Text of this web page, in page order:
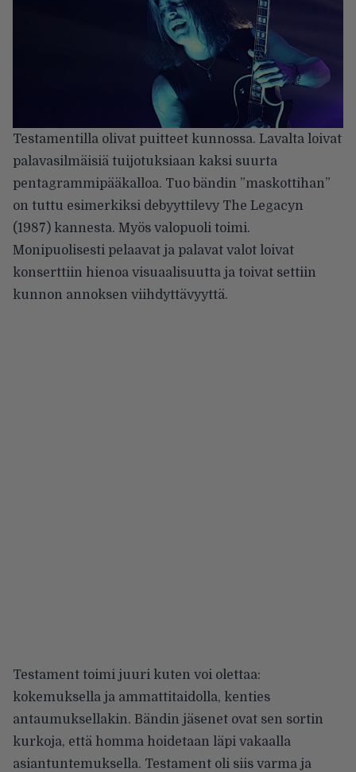
Testamentilla olivat puitteet kunnossa. Lavalta loivat
palavasilmäisiä tuijotuksiaan kaksi suurta
pentagrammipääkalloa. Tuo bändin ”maskottihan”
on tuttu esimerkiksi debyyttilevy The Legacyn
(1987) kannesta. Myös valopuoli toimi.
Monipuolisesti pelaavat ja palavat valot loivat
konserttiin hienoa visuaalisuutta ja toivat settiin
kunnon annoksen viihdyttävyyttä.
Testament toimi juuri kuten voi olettaa:
kokemuksella ja ammattitaidolla, kenties
antaumuksellakin. Bändin jäsenet ovat sen sortin
kurkoja, että homma hoidetaan läpi vakaalla
asiantuntemuksella. Testament oli siis varma ja